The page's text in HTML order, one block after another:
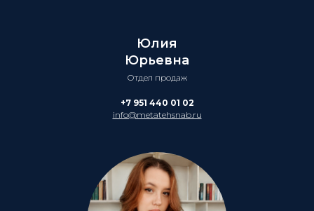
Юлия
Юрьевна
Отдел продаж
+7 951 440 01 02
info@metatehsnab.ru